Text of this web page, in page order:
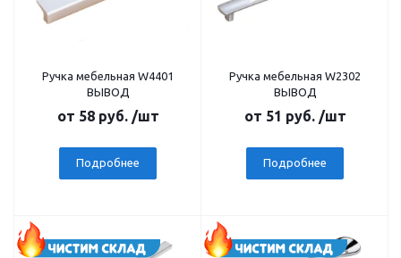
Ручка мебельная W4401
ВЫВОД
от 58 руб. /шт
Подробнее
Ручка мебельная W2302
ВЫВОД
от 51 руб. /шт
Подробнее